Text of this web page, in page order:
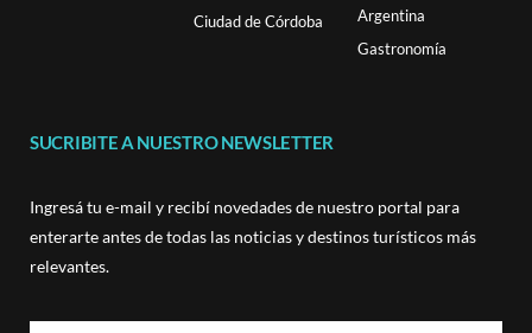
Ciudad de Córdoba
Argentina
Gastronomía
SUCRIBITE A NUESTRO NEWSLETTER
Ingresá tu e-mail y recibí novedades de nuestro portal para
enterarte antes de todas las noticias y destinos turísticos más
relevantes.